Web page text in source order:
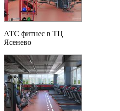
АТС фитнес в ТЦ
Ясенево